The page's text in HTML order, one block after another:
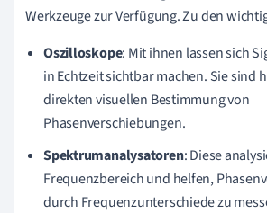
Werkzeuge zur Verfügung. Zu den
Oszilloskope: Mit ihnen lassen sich
in Echtzeit sichtbar machen. Sie sind
direkten visuellen Bestimmung von
Phasenverschiebungen.
Spektrumanalysatoren: Diese
Frequenzbereich und helfen,
durch Frequenzunterschiede zu